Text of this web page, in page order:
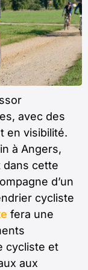
avec des
en visibilité.
à Angers,
dans cette
d’un
cycliste
fera une
cycliste et
aux